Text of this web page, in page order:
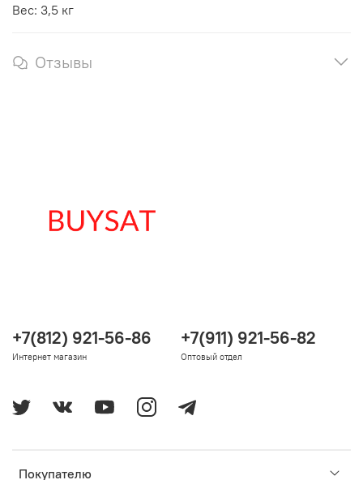
Вес: 3,5 кг
Отзывы
Покупателю
+7(812) 921-56-86
Интернет магазин
+7(911) 921-56-82
Оптовый отдел